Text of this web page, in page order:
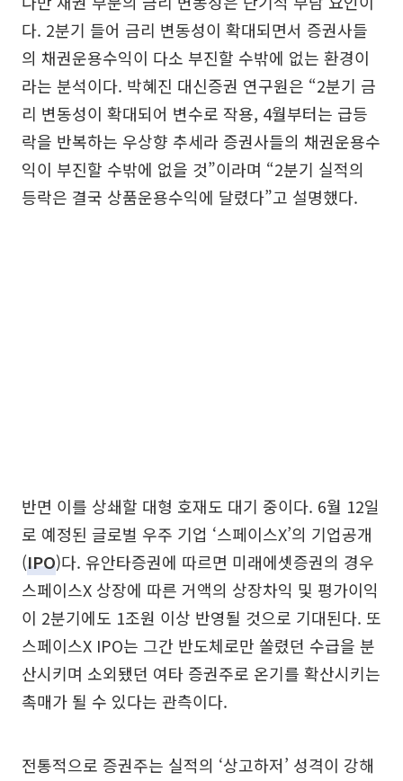
다. 2분기 들어 금리 변동성이 확대되면서 증권사들
의 채권운용수익이 다소 부진할 수밖에 없는 환경이
라는 분석이다. 박혜진 대신증권 연구원은 “2분기 금
리 변동성이 확대되어 변수로 작용, 4월부터는 급등
락을 반복하는 우상향 추세라 증권사들의 채권운용수
익이 부진할 수밖에 없을 것”이라며 “2분기 실적의
등락은 결국 상품운용수익에 달렸다”고 설명했다.
반면 이를 상쇄할 대형 호재도 대기 중이다. 6월 12일
로 예정된 글로벌 우주 기업 ‘스페이스X’의 기업공개
(IPO)다. 유안타증권에 따르면 미래에셋증권의 경우
스페이스X 상장에 따른 거액의 상장차익 및 평가이익
이 2분기에도 1조원 이상 반영될 것으로 기대된다. 또
스페이스X IPO는 그간 반도체로만 쏠렸던 수급을 분
산시키며 소외됐던 여타 증권주로 온기를 확산시키는
촉매가 될 수 있다는 관측이다.
전통적으로 증권주는 실적의 ‘상고하저’ 성격이 강해